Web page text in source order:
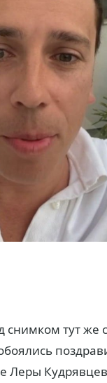
снимком тут же
Леры